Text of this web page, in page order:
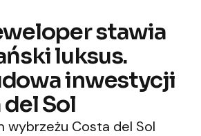
stawia
luksus.
inwestycji
Sol
wybrzeżu Costa del Sol